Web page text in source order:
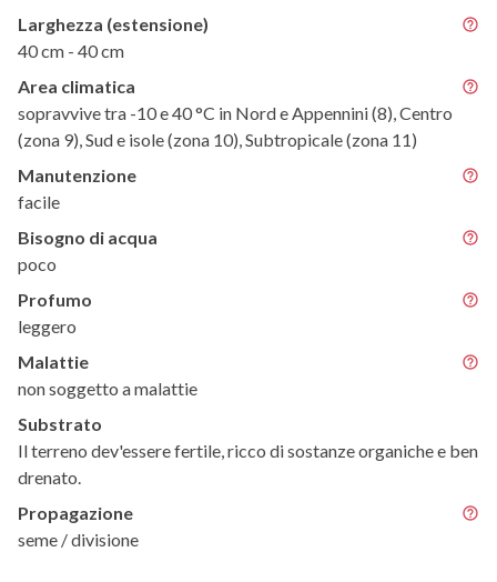
Larghezza (estensione)
40 cm - 40 cm
Area climatica
sopravvive tra -10 e 40 °C in Nord e Appennini (8), Centro
(zona 9), Sud e isole (zona 10), Subtropicale (zona 11)
Manutenzione
facile
Bisogno di acqua
poco
Profumo
leggero
Malattie
non soggetto a malattie
Substrato
Il terreno dev'essere fertile, ricco di sostanze organiche e ben
drenato.
Propagazione
seme / divisione